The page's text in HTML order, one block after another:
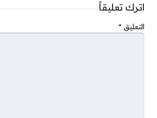
اترك تعليقاً
التعليق *